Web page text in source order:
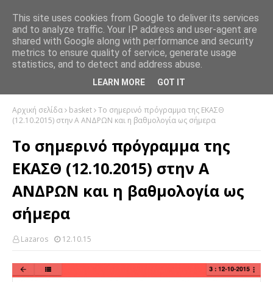
Αρχική σελίδα basket Το σημερινό πρόγραμμα της ΕΚΑΣΘ
(12.10.2015) στην Α ΑΝΔΡΩΝ και η βαθμολογία ως σήμερα
Το σημερινό πρόγραμμα της
ΕΚΑΣΘ (12.10.2015) στην Α
ΑΝΔΡΩΝ και η βαθμολογία ως
σήμερα
Lazaros 12.10.15
This site uses cookies from Google to deliver its services
and to analyze traffic. Your IP address and user-agent are
shared with Google along with performance and security
metrics to ensure quality of service, generate usage
statistics, and to detect and address abuse.
LEARN MORE GOT IT